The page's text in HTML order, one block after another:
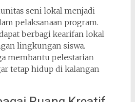
seni lokal menjadi
pelaksanaan program.
berbagi kearifan lokal
lingkungan siswa.
membantu pelestarian
tetap hidup di kalangan